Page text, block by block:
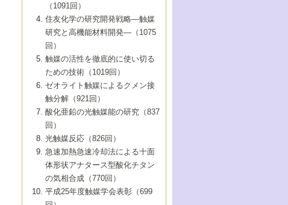
8号 若手研究者による触媒研究の未来展望
2：大学・研究所編
8号 イオン液体の応用
8号 多機能型リアクター
8号 超臨界流体を用いた化学プロセスの新
6号 第94回触媒討論会
7号 サブナノレベルでみた新しい表面現象
8号 オレフィン重合触媒の新たな展
5号 基礎化学品製造の触媒技術
6号 第92回触媒討論会
7号 基礎化学品製造の触媒技術
8号 資源の循環と触媒技術
4号 ナノ材料の調製と機能化
5号 こんな触媒が欲しい
6号 第90回触媒討論会
7号 触媒研究と学術雑誌/情報
8号 若い世代からみた触媒化学の現状と未
3号 生体触媒とバイオプロセス
4号 水素製造・利用の触媒化学
5号 触媒研究における新しい切り口：コン
ビナトリアルケミストリー
6号 第88回触媒討論会特集号
7号 企業における触媒研究のブレークスル
8号 この材料を触媒として使ってみません
2号 第85回触媒討論会
3号 反応ダイナミクス
5号 触媒のおもしろさをどのように伝える
6号 第86回触媒討論会
7号 水素化精製触媒の新しい展開
8号 新しい反応性と機能性を目指した金属
クラスタ-化学
1号 孔、穴、あな?-特異な空間とその利用-
2号 第83回触媒討論会
3号 均一系触媒反応最前線
4号 実用炭素材料の新展開
5号 研究の方法論を考える
7号 機能性金属材料と触媒
8号 触媒研究へのNMRの応用と展望
▼40巻（1998年）
進展と21世紀への提言/創立40周年記念・触
媒学会この10年の歩みとこれから/創立40周
2号 第81回触媒討論会
3号 計算機触媒化学へのさそい
4号 触媒劣化の制御と予測
5号 最新の実用プロセスと触媒
6号 第82回触媒討論会
7号 ナノ構造体の化学
8号 あの反応は今
1号 均一系と不均一系触媒反応-その特徴と
接点
2号 第79回触媒討論会
3号 最新NO除去触媒の実用化研究
4号 新しい反応場を目指した触媒調製
5号 反応・分離技術の新しい展開
6号 第80回触媒討論会
8号 AFMでみる世界
▼38巻（1996年）
1号 触媒の構造と触媒作用/C1化学を中心と
する21世紀への触媒
3号 オリンピックメダル:金・銀・銅はどん
な触媒作用を示すか
4号 触媒作用における機能の複合化
5号 未来を拓け！若手研究者
6号 第78回触媒討論会
7号 ダイナミックな領域への触媒研究の展
開/C1化学を中心とする21世紀への触媒
▼37巻（1995年）
1号 ファインケミカルズと固体触媒
2号 第75回触媒討論会
3号 希土類を利用した触媒
4号 触媒とリサイクル
5号 エネルギー変換触媒
6号 第76回触媒討論会
7号 表面吸着相の新しい展開
8号 マイクロポーラス・クリスタル触媒の
▼36巻（1994年）
1号 電気化学と触媒
2号 第73回触媒討論会
3号 C4化学の展開
4号 《通常号》
5号 《通常号》
6号 第74回触媒討論会
▼35巻（1993年）
1号 工業触媒開発マニュアル―探索から工
業化まで
2号 第71回触媒討論会
3号 研究開発のうらおもて―着想と展開
4号 触媒劣化と寿命の予測
5号 環境に優しい触媒
▼34巻（1992年）
1号 インパクトを与えたこの研究
2号 第69回触媒討論会
3号 ケミカルズ合成触媒―新しい展開と応
▼33巻（1991年）
1号 触媒プロセス開発マニュアル―探索か
ら工業化まで，知っておきたいこと PartII
2号 第67回触媒討論会
▼32巻（1990年）
1号 21世紀に向けて触媒研究の飛躍をめざ
す―触媒化学の裾野を広げよう
2号 第65回触媒討論会
▼31巻（1989年）
1号 情報科学と反応設計・材料設計
▼30巻（1988年）
（1091回）
住友化学の研究開発戦略―触媒
研究と高機能材料開発―（1075
回）
触媒の活性を徹底的に使い切る
ための技術（1019回）
ゼオライト触媒によるクメン接
触分解（921回）
酸化亜鉛の光触媒能の研究（837
回）
光触媒反応（826回）
急速加熱急速冷却法による十面
体形状アナタース型酸化チタン
の気相合成（770回）
平成25年度触媒学会表彰（699